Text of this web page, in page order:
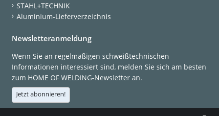
STAHL+TECHNIK
Aluminium-Lieferverzeichnis
Newsletteranmeldung
Wenn Sie an regelmäßigen schweißtechnischen
Informationen interessiert sind, melden Sie sich am besten
zum HOME OF WELDING-Newsletter an.
Jetzt abonnieren!